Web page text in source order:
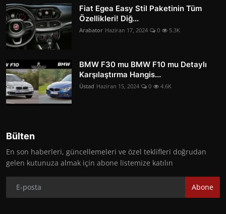
Fiat Egea Easy Stil Paketinin Tüm
Özellikleri! Diğ...
Arabator Haziran 17, 2024 0 5.3K
BMW F30 mu BMW F10 mu Detaylı
Karşılaştırma Hangis...
Üstad Haziran 15, 2024 0 4.6K
Bülten
En son haberleri, güncellemeleri ve özel teklifleri doğrudan
gelen kutunuza almak için abone listemize katılın
Abone